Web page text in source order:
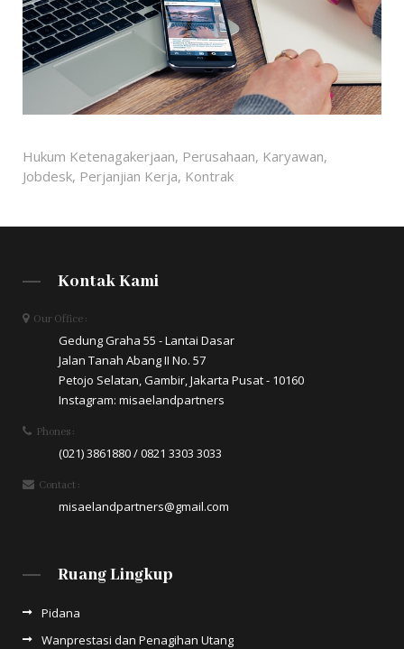
Hukum Ketenagakerjaan, Perusahaan, Karyawan,
Jobdesk, Perjanjian Kerja, Kontrak
Kontak Kami
Our Office :
Gedung Graha 55 - Lantai Dasar
Jalan Tanah Abang II No. 57
Petojo Selatan, Gambir, Jakarta Pusat - 10160
Instagram: misaelandpartners
Phones :
(021) 3861880 / 0821 3303 3033
Contact :
misaelandpartners@gmail.com
Ruang Lingkup
Pidana
Wanprestasi dan Penagihan Utang